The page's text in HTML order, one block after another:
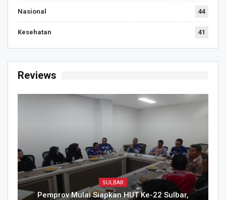
Nasional 44
Kesehatan 41
Reviews
SULBAR
Pemprov Mulai Siapkan HUT Ke-22 Sulbar,